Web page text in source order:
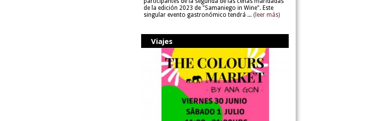
de la edición 2023 de "Samaniego in Wine". Este
singular evento gastronómico tendrá ... (leer más)
Viajes